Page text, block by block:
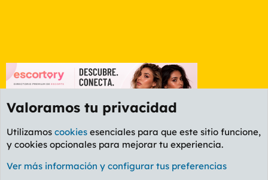
Etiquetas
Cookies
PL OLDSTYLE AMARILLO
Valoramos tu privacidad
Utilizamos cookies esenciales para que este sitio funcione,
y cookies opcionales para mejorar tu experiencia.
Ver más información y configurar tus preferencias